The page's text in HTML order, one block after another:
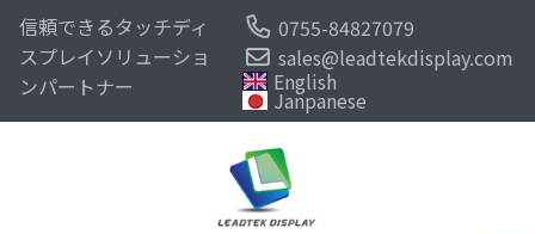
信頼できるタッチディ
スプレイソリューショ
ンパートナー
0755-84827079
sales@leadtekdisplay.com
English
Janpanese